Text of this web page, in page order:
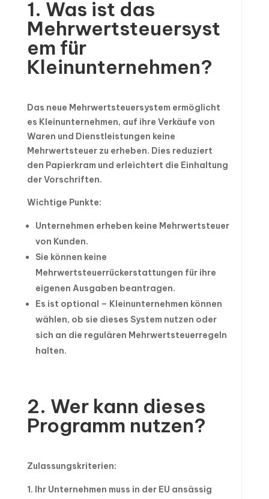
1. Was ist das
Mehrwertsteuersyst
em für
Kleinunternehmen?
Das neue Mehrwertsteuersystem ermöglicht
es Kleinunternehmen, auf ihre Verkäufe von
Waren und Dienstleistungen keine
Mehrwertsteuer zu erheben. Dies reduziert
den Papierkram und erleichtert die Einhaltung
der Vorschriften.
Wichtige Punkte:
Unternehmen erheben keine Mehrwertsteuer
von Kunden.
Sie können keine
Mehrwertsteuerrückerstattungen für ihre
eigenen Ausgaben beantragen.
Es ist optional – Kleinunternehmen können
wählen, ob sie dieses System nutzen oder
sich an die regulären Mehrwertsteuerregeln
halten.
2. Wer kann dieses
Programm nutzen?
Zulassungskriterien:
Ihr Unternehmen muss in der EU ansässig